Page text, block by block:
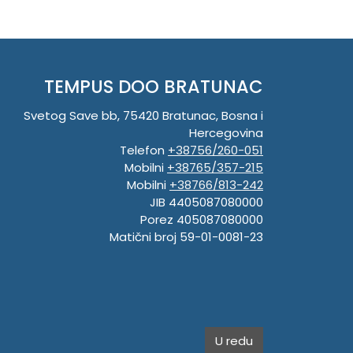
TEMPUS DOO BRATUNAC
Svetog Save bb, 75420 Bratunac, Bosna i
Hercegovina
Telefon +38756/260-051
Mobilni +38765/357-215
Mobilni +38766/813-242
JIB 4405087080000
Porez 405087080000
Matični broj 59-01-0081-23
U redu